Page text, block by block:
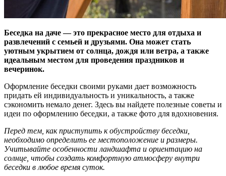
Беседка на даче — это прекрасное место для отдыха и
развлечений с семьей и друзьями. Она может стать
уютным укрытием от солнца, дождя или ветра, а также
идеальным местом для проведения праздников и
вечеринок.
Оформление беседки своими руками дает возможность
придать ей индивидуальность и уникальность, а также
сэкономить немало денег. Здесь вы найдете полезные советы и
идеи по оформлению беседки, а также фото для вдохновения.
Перед тем, как приступить к обустройству беседки,
необходимо определить ее местоположение и размеры.
Учитывайте особенности ландшафта и ориентацию на
солнце, чтобы создать комфортную атмосферу внутри
беседки в любое время суток.